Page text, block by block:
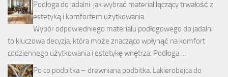
Podłoga do jadalni: jak wybrać materiał łączący trwałość z
estetyką i komfortem użytkowania
Wybór odpowiedniego materiału podłogowego do jadalni
to kluczowa decyzja, która może znacząco wpłynąć na komfort
codziennego użytkowania i estetykę wnętrza. Podłoga …
Po co podbitka – drewniana podbitka. Lakierobejca do